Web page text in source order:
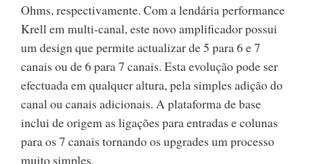
Ohms, respectivamente. Com a lendária performance
Krell em multi-canal, este novo amplificador possui
um design que permite actualizar de 5 para 6 e 7
canais ou de 6 para 7 canais. Esta evolução pode ser
efectuada em qualquer altura, pela simples adição do
canal ou canais adicionais. A plataforma de base
inclui de origem as ligações para entradas e colunas
para os 7 canais tornando os upgrades um processo
muito simples.